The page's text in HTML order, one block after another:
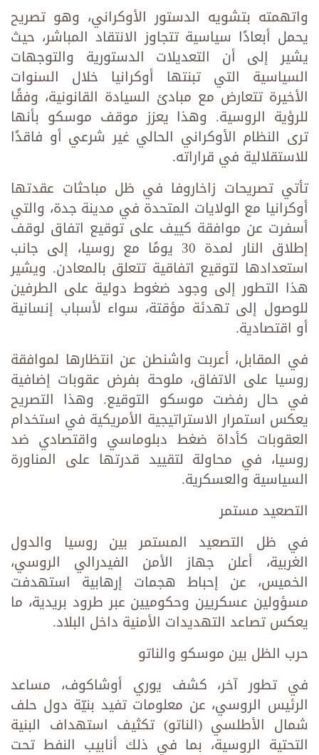
واتهمته بتشويه الدستور الأوكراني، وهو تصريح
يحمل أبعادًا سياسية تتجاوز الانتقاد المباشر، حيث
يشير إلى أن التعديلات الدستورية والتوجهات
السياسية التي تبنتها أوكرانيا خلال السنوات
الأخيرة تتعارض مع مبادئ السيادة القانونية، وفقًا
للرؤية الروسية. وهذا يعزز موقف موسكو بأنها
ترى النظام الأوكراني الحالي غير شرعي أو فاقدًا
للاستقلالية في قراراته.
تأتي تصريحات زاخاروفا في ظل مباحثات عقدتها
أوكرانيا مع الولايات المتحدة في مدينة جدة، والتي
أسفرت عن موافقة كييف على توقيع اتفاق لوقف
إطلاق النار لمدة 30 يومًا مع روسيا، إلى جانب
استعدادها لتوقيع اتفاقية تتعلق بالمعادن. ويشير
هذا التطور إلى وجود ضغوط دولية على الطرفين
للوصول إلى تهدئة مؤقتة، سواء لأسباب إنسانية
أو اقتصادية.
في المقابل، أعربت واشنطن عن انتظارها لموافقة
روسيا على الاتفاق، ملوحة بفرض عقوبات إضافية
في حال رفضت موسكو التوقيع. وهذا التصريح
يعكس استمرار الاستراتيجية الأمريكية في استخدام
العقوبات كأداة ضغط دبلوماسي واقتصادي ضد
روسيا، في محاولة لتقييد قدرتها على المناورة
السياسية والعسكرية.
التصعيد مستمر
في ظل التصعيد المستمر بين روسيا والدول
الغربية، أعلن جهاز الأمن الفيدرالي الروسي،
الخميس، عن إحباط هجمات إرهابية استهدفت
مسؤولين عسكريين وحكوميين عبر طرود بريدية، ما
يعكس تصاعد التهديدات الأمنية داخل البلاد.
حرب الظل بين موسكو والناتو
في تطور آخر، كشف يوري أوشاكوف، مساعد
الرئيس الروسي، عن معلومات تفيد بنيّة دول حلف
شمال الأطلسي (الناتو) تكثيف استهداف البنية
التحتية الروسية، بما في ذلك أنابيب النفط تحت